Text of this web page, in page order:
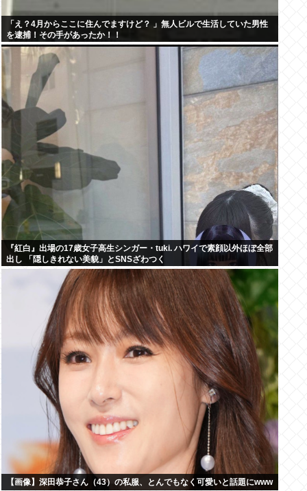
「え？4月からここに住んでますけど？ 」無人ビルで生活していた男性
を逮捕！その手があったか！！
『紅白』出場の17歳女子高生シンガー・tuki. ハワイで素顔以外ほぼ全部
出し 「隠しきれない美貌」とSNSざわつく
【画像】深田恭子さん（43）の私服、とんでもなく可愛いと話題にwww